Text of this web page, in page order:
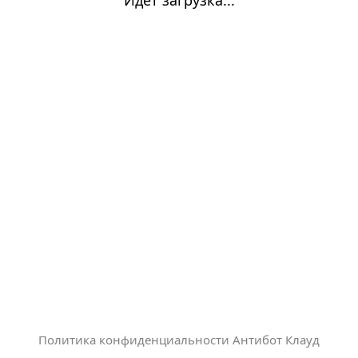
Политика конфиденциальности Антибот Клауд